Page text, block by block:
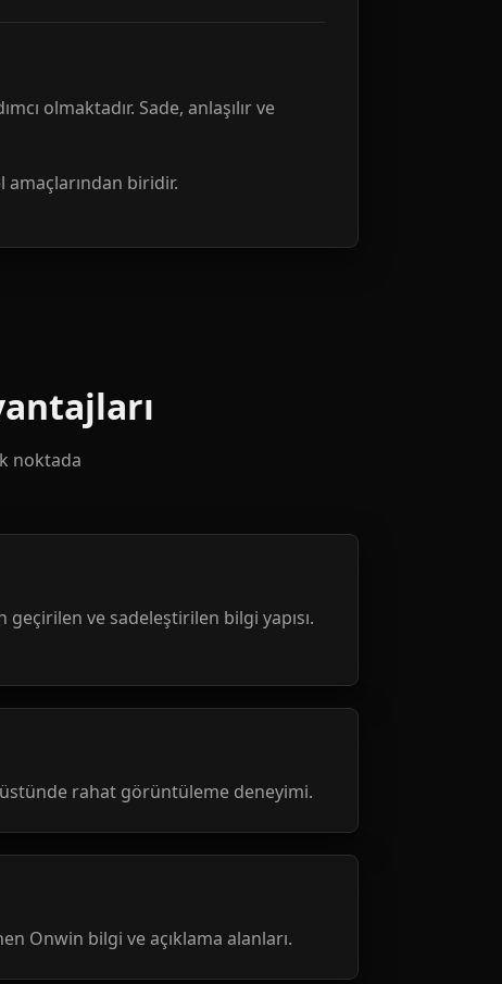
olmaktadır. Sade, anlaşılır ve
amaçlarından biridir.
noktada
geçirilen ve sadeleştirilen bilgi yapısı.
rahat görüntüleme deneyimi.
Onwin bilgi ve açıklama alanları.